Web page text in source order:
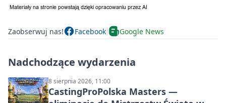
Zaobserwuj nas! Facebook Google News
Nadchodzące wydarzenia
8 sierpnia 2026, 11:00
CastingProPolska Masters —